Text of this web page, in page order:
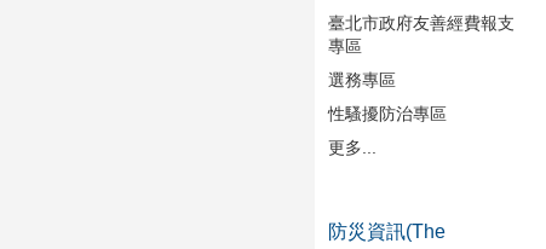
臺北市政府友善經費報支
專區
選務專區
性騷擾防治專區
更多...
防災資訊(The